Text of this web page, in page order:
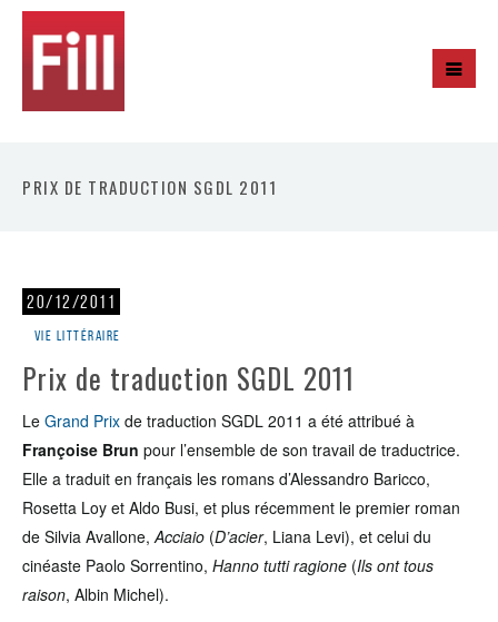
PRIX DE TRADUCTION SGDL 2011
20/12/2011
Vie littéraire
Prix de traduction SGDL 2011
Le Grand Prix de traduction SGDL 2011 a été attribué à
Françoise Brun pour l’ensemble de son travail de traductrice.
Elle a traduit en français les romans d’Alessandro Baricco,
Rosetta Loy et Aldo Busi, et plus récemment le premier roman
de Silvia Avallone,Acciaio (D’acier, Liana Levi), et celui du
cinéaste Paolo Sorrentino, Hanno tutti ragione (Ils ont tous
raison, Albin Michel).